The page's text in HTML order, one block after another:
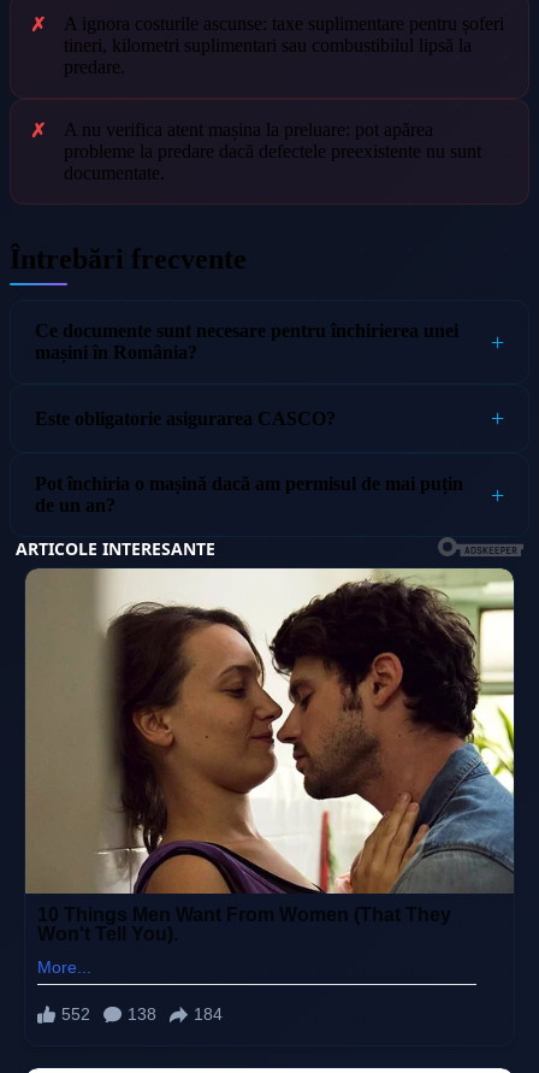
A ignora costurile ascunse: taxe suplimentare pentru șoferi
tineri, kilometri suplimentari sau combustibilul lipsă la
predare.
A nu verifica atent mașina la preluare: pot apărea
probleme la predare dacă defectele preexistente nu sunt
documentate.
Întrebări frecvente
Ce documente sunt necesare pentru închirierea unei
mașini în România?
Este obligatorie asigurarea CASCO?
Pot închiria o mașină dacă am permisul de mai puțin
de un an?